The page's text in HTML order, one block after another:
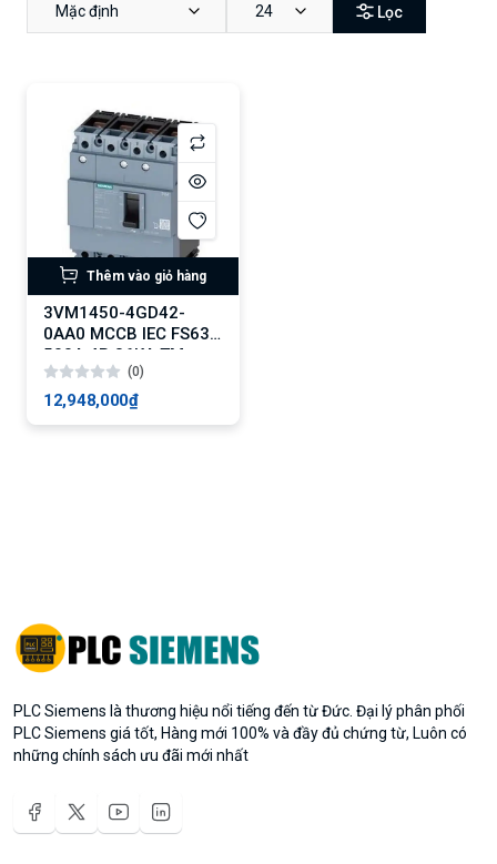
Mặc định 24 Lọc
Thêm vào giỏ hàng
3VM1450-4GD42-
0AA0 MCCB IEC FS630
500A 4P 36KA TM
FTFM
(0)
12,948,000₫
PLC Siemens là thương hiệu nổi tiếng đến từ Đức. Đại lý phân phối
PLC Siemens giá tốt, Hàng mới 100% và đầy đủ chứng từ, Luôn có
những chính sách ưu đãi mới nhất